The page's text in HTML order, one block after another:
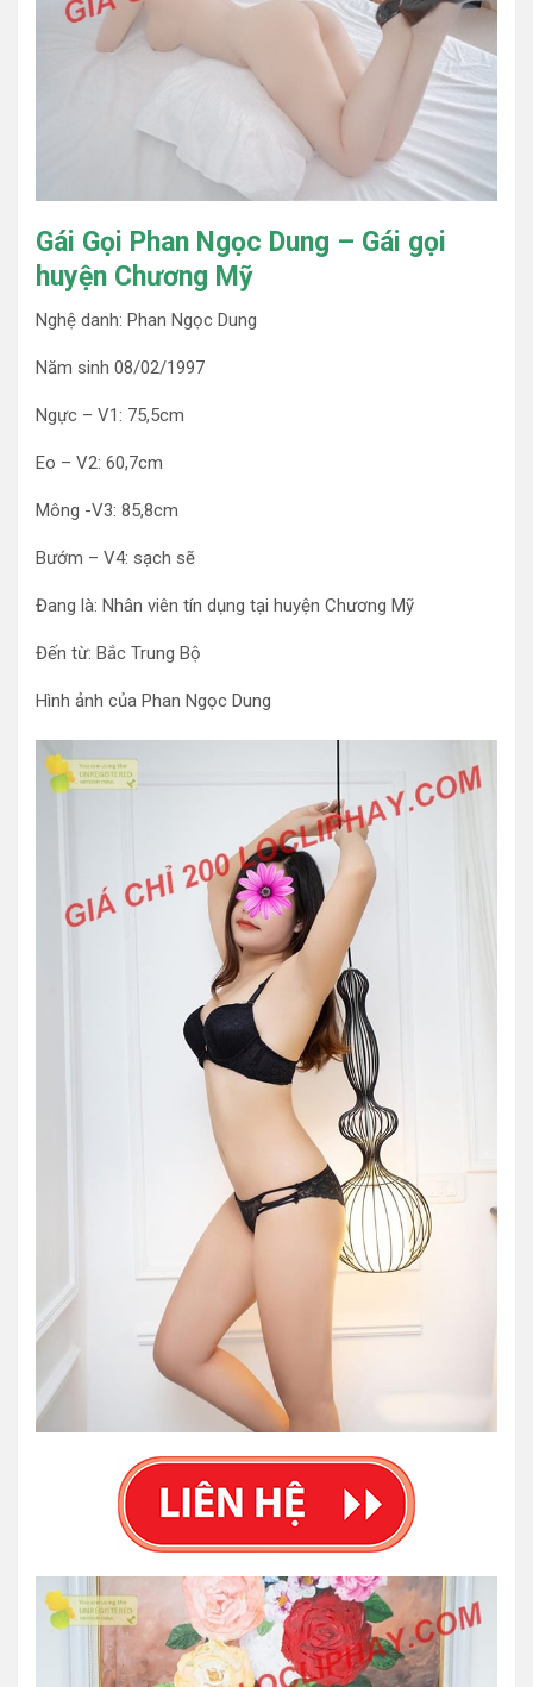
Gái Gọi Phan Ngọc Dung – Gái gọi
huyện Chương Mỹ
Nghệ danh: Phan Ngọc Dung
Năm sinh 08/02/1997
Ngực – V1: 75,5cm
Eo – V2: 60,7cm
Mông -V3: 85,8cm
Bướm – V4: sạch sẽ
Đang là: Nhân viên tín dụng tại huyện Chương Mỹ
Đến từ: Bắc Trung Bộ
Hình ảnh của Phan Ngọc Dung